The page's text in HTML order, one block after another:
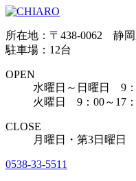
所在地：〒438-0062 静
駐車場：12台
OPEN
水曜日～日曜日 9：
火曜日 9：00～17
CLOSE
月曜日・第3日曜日
0538-33-5511